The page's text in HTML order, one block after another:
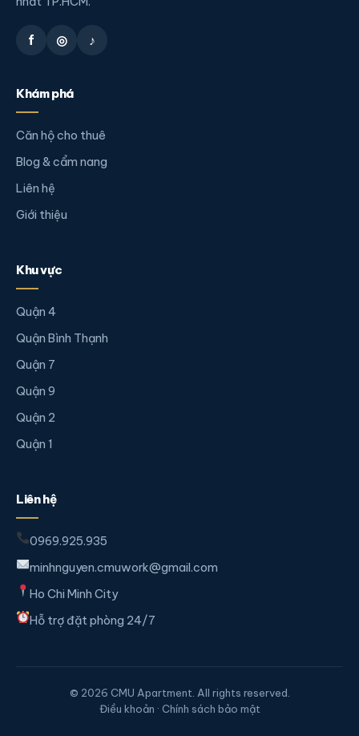
f ◎ ♪
Khám phá
Căn hộ cho thuê
Blog & cẩm nang
Liên hệ
Giới thiệu
Khu vực
Quận 4
Quận Bình Thạnh
Quận 7
Quận 9
Quận 2
Quận 1
Liên hệ
0969.925.935
minhnguyen.cmuwork@gmail.com
Ho Chi Minh City
Hỗ trợ đặt phòng 24/7
© 2026 CMU Apartment. All rights reserved.
Điều khoản · Chính sách bảo mật